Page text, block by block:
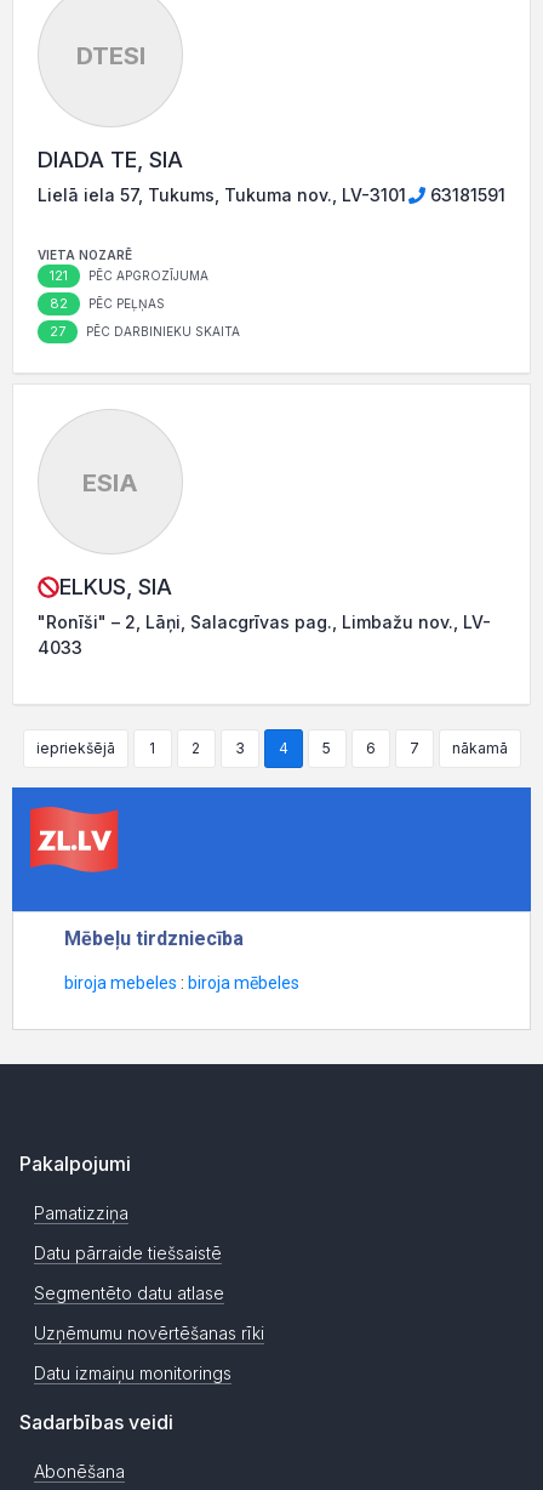
DTESI
DIADA TE, SIA
Lielā iela 57, Tukums, Tukuma nov., LV-3101 63181591
VIETA NOZARĒ
121 PĒC APGROZĪJUMA
82 PĒC PEĻŅAS
27 PĒC DARBINIEKU SKAITA
ESIA
ELKUS, SIA
"Ronīši" – 2, Lāņi, Salacgrīvas pag., Limbažu nov., LV-
4033
iepriekšējā 1 2 3 4 5 6 7 nākamā
Pakalpojumi
Pamatizziņa
Datu pārraide tiešsaistē
Segmentēto datu atlase
Uzņēmumu novērtēšanas rīki
Datu izmaiņu monitorings
Sadarbības veidi
Abonēšana